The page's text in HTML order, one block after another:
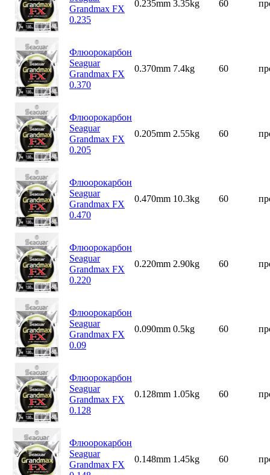
Grandmax FX
0.235
0.235mm 3.35kg 60
Флюорокарбон
Seaguar
Grandmax FX
0.370
0.370mm 7.4kg 60
Флюорокарбон
Seaguar
Grandmax FX
0.205
0.205mm 2.55kg 60
Флюорокарбон
Seaguar
Grandmax FX
0.470
0.470mm 10.3kg 60
Флюорокарбон
Seaguar
Grandmax FX
0.220
0.220mm 2.90kg 60
Флюорокарбон
Seaguar
Grandmax FX
0.09
0.090mm 0.5kg 60
Флюорокарбон
Seaguar
Grandmax FX
0.128
0.128mm 1.05kg 60
Флюорокарбон
Seaguar
Grandmax FX
0.148mm 1.45kg 60